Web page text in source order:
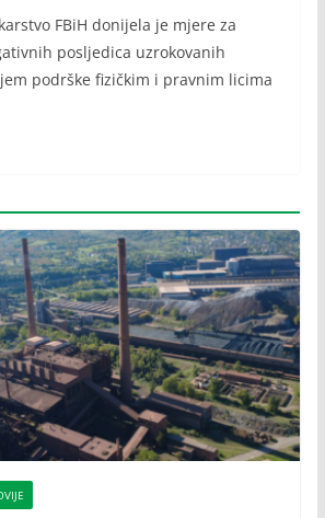
FBiH donijela je mjere za
posljedica uzrokovanih
podrške fizičkim i pravnim licima